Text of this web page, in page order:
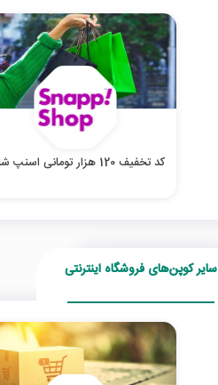
کد تخفیف 120 هزار تومانی اسنپ شاپ
سایر کوپن‌های فروشگاه اینترنتی